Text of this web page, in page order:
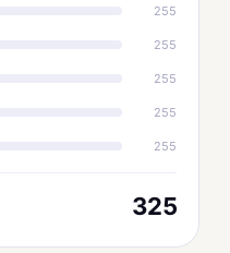
255
255
255
255
255
325